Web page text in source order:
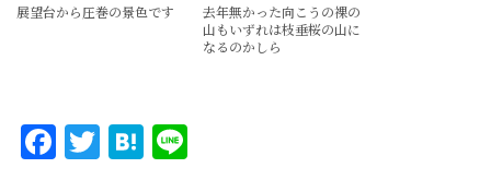
展望台から圧巻の景色です
去年無かった向こうの裸の
山もいずれは枝垂桜の山に
なるのかしら
Facebook
TwitterHatena